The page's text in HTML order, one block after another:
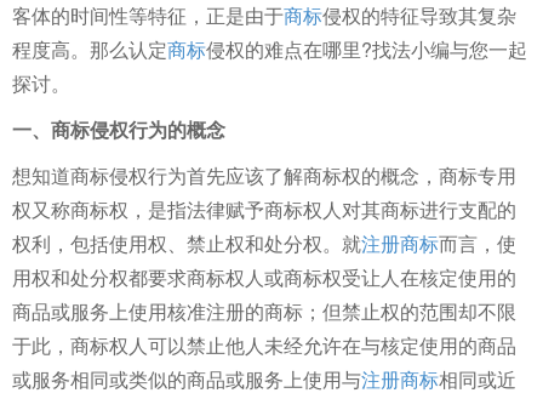
客体的时间性等特征，正是由于商标侵权的特征导致其复杂
程度高。那么认定商标侵权的难点在哪里?找法小编与您一起
探讨。
一、商标侵权行为的概念
想知道商标侵权行为首先应该了解商标权的概念，商标专用
权又称商标权，是指法律赋予商标权人对其商标进行支配的
权利，包括使用权、禁止权和处分权。就注册商标而言，使
用权和处分权都要求商标权人或商标权受让人在核定使用的
商品或服务上使用核准注册的商标；但禁止权的范围却不限
于此，商标权人可以禁止他人未经允许在与核定使用的商品
或服务相同或类似的商品或服务上使用与注册商标相同或近